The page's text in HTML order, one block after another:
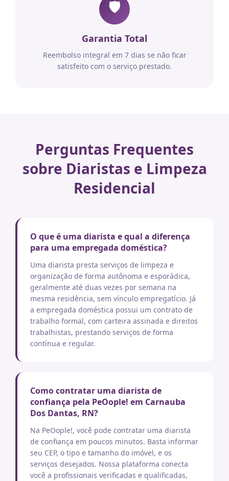
🛡️
Garantia Total
Reembolso integral em 7 dias se não ficar
satisfeito com o serviço prestado.
Perguntas Frequentes
sobre Diaristas e Limpeza
Residencial
O que é uma diarista e qual a diferença
para uma empregada doméstica?
Uma diarista presta serviços de limpeza e
organização de forma autônoma e esporádica,
geralmente até duas vezes por semana na
mesma residência, sem vínculo empregatício. Já
a empregada doméstica possui um contrato de
trabalho formal, com carteira assinada e direitos
trabalhistas, prestando serviços de forma
contínua e regular.
Como contratar uma diarista de
confiança pela PeOople! em Carnauba
Dos Dantas, RN?
Na PeOople!, você pode contratar uma diarista
de confiança em poucos minutos. Basta informar
seu CEP, o tipo e tamanho do imóvel, e os
serviços desejados. Nossa plataforma conecta
você a profissionais verificadas e qualificadas,